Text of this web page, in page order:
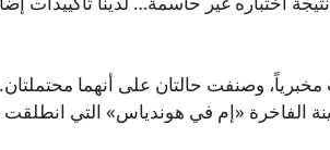
وصنفت حالتان على أنهما محتملتان.
الفاخرة «إم في هوندياس» التي